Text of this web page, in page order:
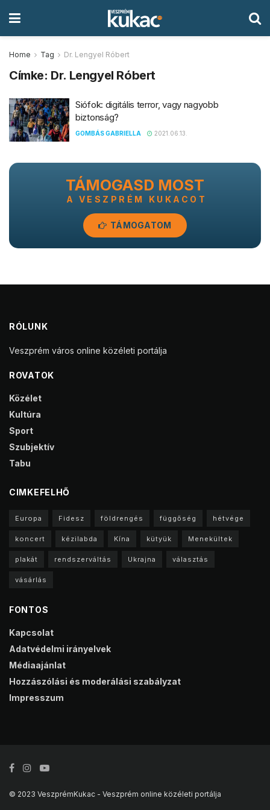
Home Tag Dr. Lengyel Róbert
Címke: Dr. Lengyel Róbert
Siófok: digitális terror, vagy nagyobb
biztonság?
GOMBÁS GABRIELLA 2021.06.13.
TÁMOGASD MOST
A VESZPRÉM KUKACOT
TÁMOGATOM
RÓLUNK
Veszprém város online közéleti portálja
ROVATOK
Közélet
Kultúra
Sport
Szubjektív
Tabu
CIMKEFELHŐ
Europa Fidesz földrengés függőség hétvége
koncert kézilabda Kína kütyük Menekültek
plakát rendszerváltás Ukrajna választás
vásárlás
FONTOS
Kapcsolat
Adatvédelmi irányelvek
Médiaajánlat
Hozzászólási és moderálási szabályzat
Impresszum
© 2023 VeszprémKukac - Veszprém online közéleti portálja